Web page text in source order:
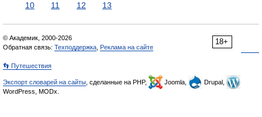
10
11 12 13
18+
© Академик, 2000-2026
Обратная связь: Техподдержка Реклама на сайте
👣 Путешествия
Экспорт словарей на сайты , сделанные на PHP, Joomla,
Drupal,
WordPress, MODx.